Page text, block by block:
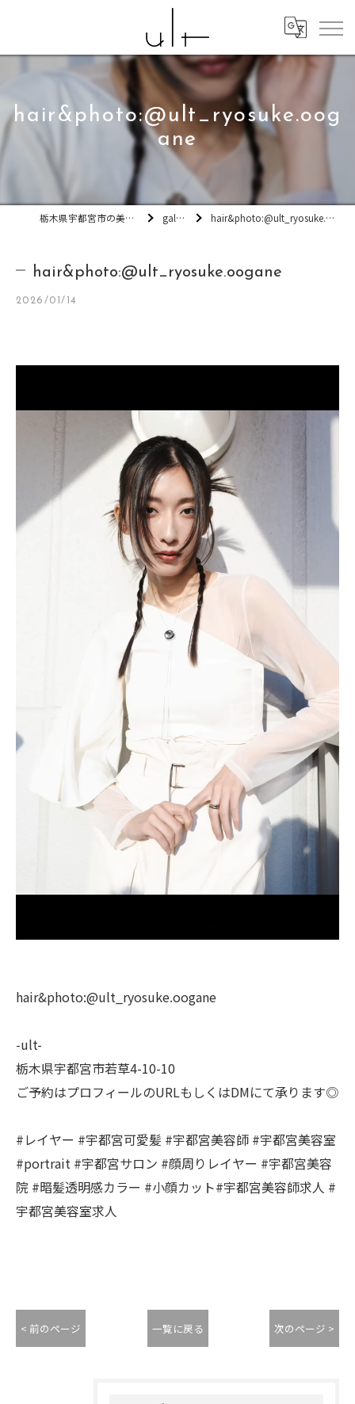
hair&photo:@ult_ryosuke.oog
ane
栃木県宇都宮市の美容室ult gallery hair&photo:@ult_ryosuke.oogane
hair&photo:@ult_ryosuke.oogane
2026/01/14
hair&photo:@ult_ryosuke.oogane
-ult-
栃木県宇都宮市若草4-10-10
ご予約はプロフィールのURLもしくはDMにて承ります◎
#レイヤー #宇都宮可愛髪 #宇都宮美容師 #宇都宮美容室
#portrait #宇都宮サロン #顔周りレイヤー #宇都宮美容
院 #暗髪透明感カラー #小顔カット#宇都宮美容師求人 #
宇都宮美容室求人
< 前のページ 一覧に戻る 次のページ >